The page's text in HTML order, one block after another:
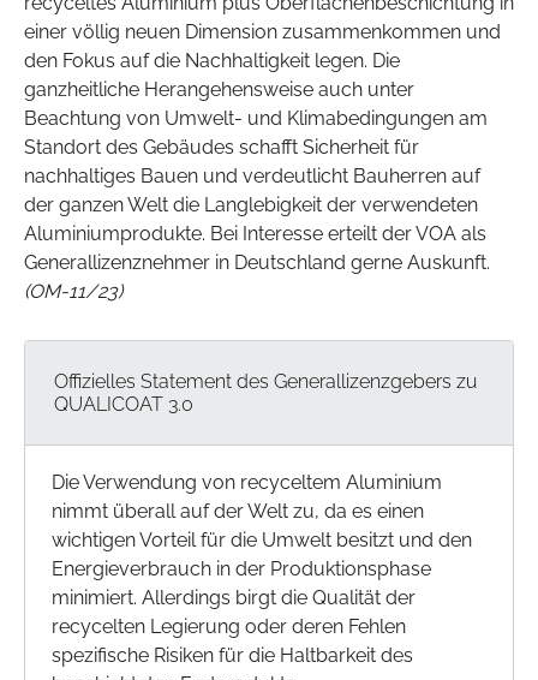
einer völlig neuen Dimension zusammenkommen und
den Fokus auf die Nachhaltigkeit legen. Die
ganzheitliche Herangehensweise auch unter
Beachtung von Umwelt- und Klimabedingungen am
Standort des Gebäudes schafft Sicherheit für
nachhaltiges Bauen und verdeutlicht Bauherren auf
der ganzen Welt die Langlebigkeit der verwendeten
Aluminiumprodukte. Bei Interesse erteilt der VOA als
Generallizenznehmer in Deutschland gerne Auskunft.
(OM-11/23)
Offizielles Statement des Generallizenzgebers zu
QUALICOAT 3.0
Die Verwendung von recyceltem Aluminium
nimmt überall auf der Welt zu, da es einen
wichtigen Vorteil für die Umwelt besitzt und den
Energieverbrauch in der Produktionsphase
minimiert. Allerdings birgt die Qualität der
recycelten Legierung oder deren Fehlen
spezifische Risiken für die Haltbarkeit des